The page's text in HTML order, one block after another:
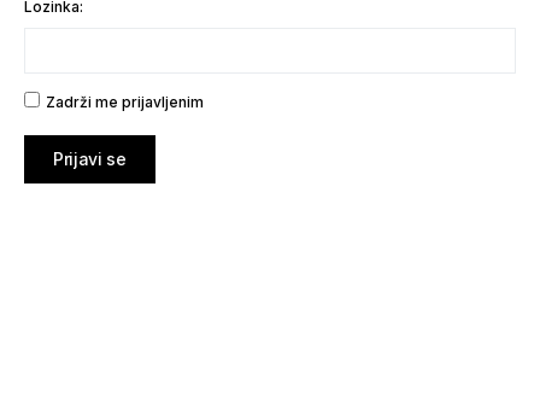
Lozinka:
Zadrži me prijavljenim
Prijavi se